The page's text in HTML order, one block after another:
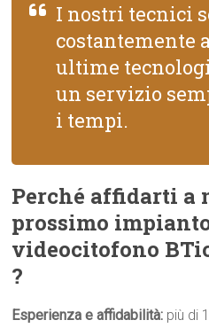
I nostri tecnici
costantemente
ultime
un servizio
i tempi.
Perché affidarti a
prossimo
videocitofono
?
Esperienza e affidabilità: più di